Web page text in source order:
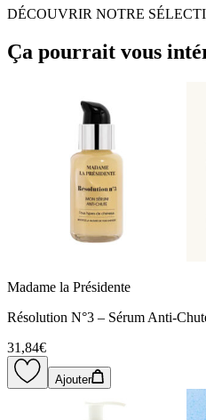
DÉCOUVRIR NOTRE
Ça pourrait vous
Madame la Présidente
Résolution N°3 – Sérum Anti-
31,84€
Ajouter